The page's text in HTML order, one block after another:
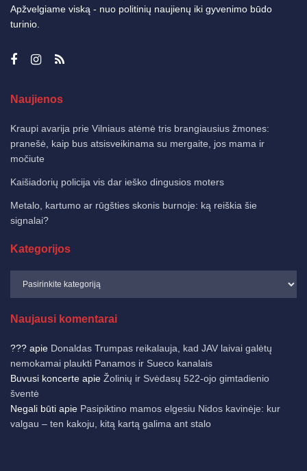
Apžvelgiame viską - nuo politinių naujienų iki gyvenimo būdo
turinio.
Naujienos
Kraupi avarija prie Vilniaus atėmė tris brangiausius žmones:
pranešė, kaip bus atsisveikinama su mergaite, jos mama ir
močiute
Kaišiadorių policija vis dar ieško dingusios moters
Metalo, kartumo ar rūgšties skonis burnoje: ką reiškia šie
signalai?
Kategorijos
Naujausi komentarai
??? apie Donaldas Trumpas reikalauja, kad JAV laivai galėtų
nemokamai plaukti Panamos ir Sueco kanalais
Buvusi koncerte apie Žolinių ir Svėdasų 522-ojo gimtadienio
šventė
Negali būti apie Pasipiktino mamos elgesiu Nidos kavinėje: kur
valgau – ten kakoju, kitą kartą galima ant stalo